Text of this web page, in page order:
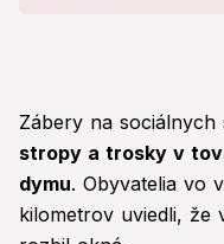
Zábery na sociálnych
stropy a trosky v
dymu. Obyvatelia vo
kilometrov uviedli, že